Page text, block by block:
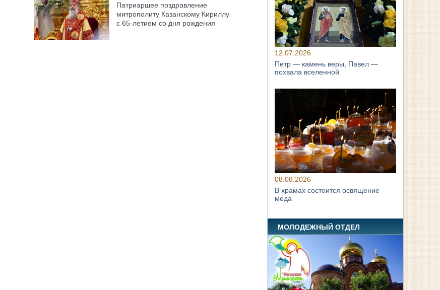
Патриаршее поздравление
митрополиту Казанскому Кириллу
с 65-летием со дня рождения
12.07.2026
Петр — камень веры, Павел —
похвала вселенной
08.08.2026
В храмах состоится освящение
меда
МОЛОДЕЖНЫЙ ОТДЕЛ